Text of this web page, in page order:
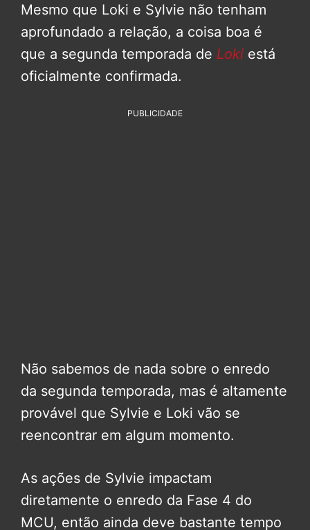
Mesmo que Loki e Sylvie não tenham
aprofundado a relação, a coisa boa é
que a segunda temporada de Loki está
oficialmente confirmada.
PUBLICIDADE
Não sabemos de nada sobre o enredo
da segunda temporada, mas é altamente
provável que Sylvie e Loki vão se
reencontrar em algum momento.
As ações de Sylvie impactam
diretamente o enredo da Fase 4 do
MCU, então ainda deve bastante tempo